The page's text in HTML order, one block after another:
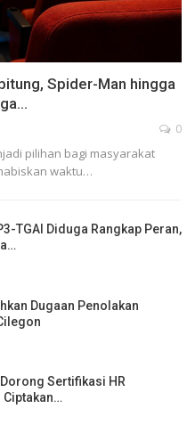
Spider-Man hingga
0
pilihan bagi masyarakat
waktu…
TGAI Diduga Rangkap Peran,
Dugaan Penolakan
Sertifikasi HR
Ciptakan…